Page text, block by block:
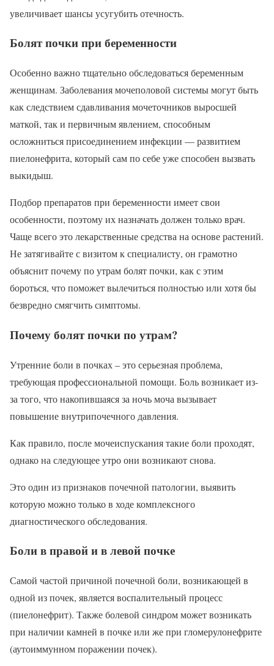
увеличивает шансы усугубить отечность.
Болят почки при беременности
Особенно важно тщательно обследоваться беременным
женщинам. Заболевания мочеполовой системы могут быть
как следствием сдавливания мочеточников выросшей
маткой, так и первичным явлением, способным
осложниться присоединением инфекции — развитием
пиелонефрита, который сам по себе уже способен вызвать
выкидыш.
Подбор препаратов при беременности имеет свои
особенности, поэтому их назначать должен только врач.
Чаще всего это лекарственные средства на основе растений.
Не затягивайте с визитом к специалисту, он грамотно
объяснит почему по утрам болят почки, как с этим
бороться, что поможет вылечиться полностью или хотя бы
безвредно смягчить симптомы.
Почему болят почки по утрам?
Утренние боли в почках – это серьезная проблема,
требующая профессиональной помощи. Боль возникает из-
за того, что накопившаяся за ночь моча вызывает
повышение внутрипочечного давления.
Как правило, после мочеиспускания такие боли проходят,
однако на следующее утро они возникают снова.
Это один из признаков почечной патологии, выявить
которую можно только в ходе комплексного
диагностического обследования.
Боли в правой и в левой почке
Самой частой причиной почечной боли, возникающей в
одной из почек, является воспалительный процесс
(пиелонефрит). Также болевой синдром может возникать
при наличии камней в почке или же при гломерулонефрите
(аутоиммунном поражении почек).